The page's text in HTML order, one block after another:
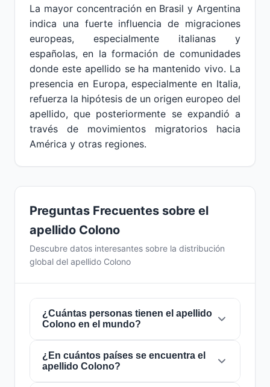
La mayor concentración en Brasil y Argentina
indica una fuerte influencia de migraciones
europeas, especialmente italianas y
españolas, en la formación de comunidades
donde este apellido se ha mantenido vivo. La
presencia en Europa, especialmente en Italia,
refuerza la hipótesis de un origen europeo del
apellido, que posteriormente se expandió a
través de movimientos migratorios hacia
América y otras regiones.
Preguntas Frecuentes sobre el
apellido Colono
Descubre datos interesantes sobre la distribución
global del apellido Colono
¿Cuántas personas tienen el apellido
Colono en el mundo?
Actualmente hay aproximadamente221
personascon el apellido
mundo. Esto significa que aproximadamente 1
¿En cuántos países se encuentra el
apellido Colono?